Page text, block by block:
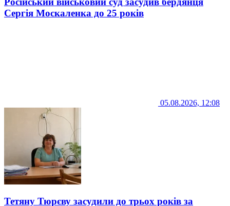
Сергія Москаленка до 25 років
05.08.2026, 12:08
Тетяну Тюрєву засудили до трьох років за